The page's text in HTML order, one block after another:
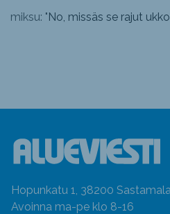
miksu: "No, missäs se rajut
Hopunkatu 1, 38200 Sastamala
Avoinna ma-pe klo 8-16